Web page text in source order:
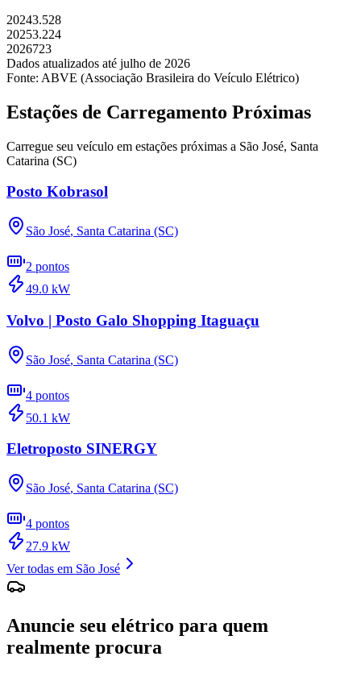
20243.528
20253.224
2026723
Dados atualizados até julho de 2026
Fonte: ABVE (Associação Brasileira do Veículo Elétrico)
Estações de Carregamento Próximas
Carregue seu veículo em estações próximas a São José, Santa
Catarina (SC)
Posto Kobrasol
São José, Santa Catarina (SC)
2 pontos
49.0 kW
Volvo | Posto Galo Shopping Itaguaçu
São José, Santa Catarina (SC)
4 pontos
50.1 kW
Eletroposto SINERGY
São José, Santa Catarina (SC)
4 pontos
27.9 kW
Ver todas em São José
Anuncie seu elétrico para quem
realmente procura